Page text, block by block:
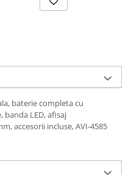
baterie completa cu
banda LED, afisaj
accesorii incluse, AVI-4585